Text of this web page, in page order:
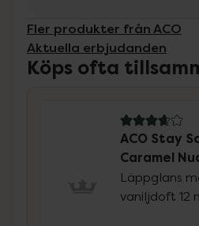
Fler produkter från ACO
Aktuella erbjudanden
Köps ofta
3.9 av 5 i
ACO Stay
Caramel
Läppglans
vaniljdoft 12